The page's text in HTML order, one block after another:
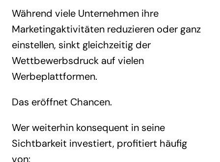
Während viele Unternehmen ihre
Marketingaktivitäten reduzieren oder ganz
einstellen, sinkt gleichzeitig der
Wettbewerbsdruck auf vielen
Werbeplattformen.
Das eröffnet Chancen.
Wer weiterhin konsequent in seine
Sichtbarkeit investiert, profitiert häufig
von: